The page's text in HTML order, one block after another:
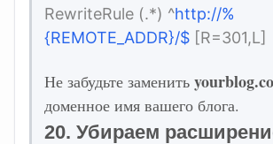
RewriteRule (.*) ^http://%
{REMOTE_ADDR}/$ [R=301,L]
Не забудьте заменить
доменное имя вашего блога.
20. Убираем